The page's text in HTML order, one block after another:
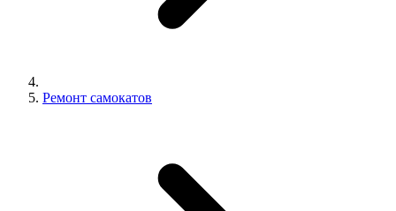
Ремонт самокатов